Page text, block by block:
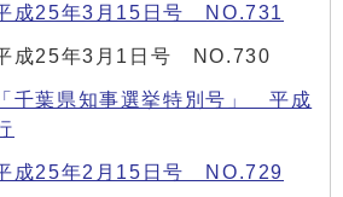
成25年3月15日号 NO.731
成25年3月1日号 NO.730
千葉県知事選挙特別号」 平成
成25年2月15日号 NO.729